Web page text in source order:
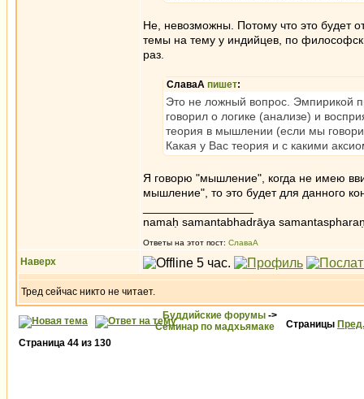
Не, невозможны. Потому что это будет
темы на тему у индийцев, по
раз.
СлаваА пишет:
Это не ложный вопрос. Эмпирикой
говорил о логике (анализе) и
теория в мышлении (если мы
Какая у Вас теория и с какими
Я говорю "мышление", когда не имею
мышление", то это будет для данного
namaḥ samantabhadrāya
Ответы на этот пост: СлаваА
Наверх
Тред сейчас никто не читает.
Буддийские форумы ->
Семинар по мадхьямаке
Страницы Пред.
Страница 44 из 130